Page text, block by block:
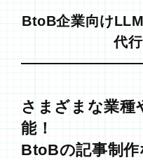
BtoB企業向け
代
さまざまな業種
能！
BtoBの記事制